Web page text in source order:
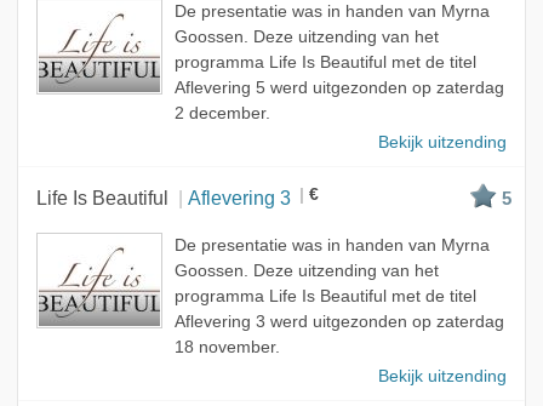
De presentatie was in handen van Myrna
Goossen. Deze uitzending van het
programma Life Is Beautiful met de titel
Aflevering 5 werd uitgezonden op zaterdag
2 december.
Bekijk uitzending
Life Is Beautiful Aflevering 3 € 5
De presentatie was in handen van Myrna
Goossen. Deze uitzending van het
programma Life Is Beautiful met de titel
Aflevering 3 werd uitgezonden op zaterdag
18 november.
Bekijk uitzending